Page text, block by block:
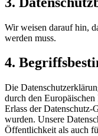
Wir weisen darauf hin,
werden muss.
4.
Die
durch den
Erlass der
wurden. Unsere
Öffentlichkeit als auch